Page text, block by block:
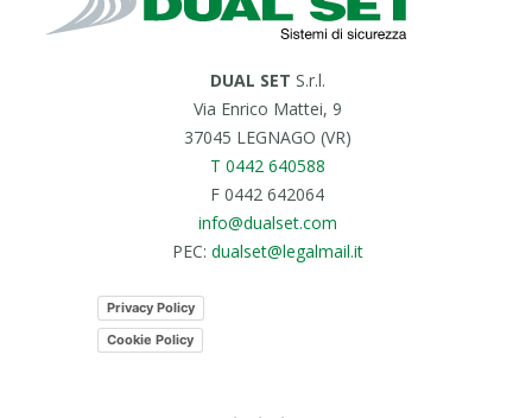
DUAL SET S.r.l.
Via Enrico Mattei, 9
37045 LEGNAGO (VR)
T 0442 640588
F 0442 642064
info@dualset.com
PEC: dualset@legalmail.it
Privacy Policy
Cookie Policy